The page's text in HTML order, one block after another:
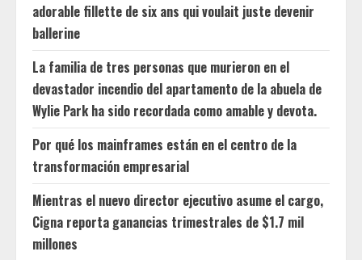
adorable fillette de six ans qui voulait juste devenir
ballerine
La familia de tres personas que murieron en el
devastador incendio del apartamento de la abuela de
Wylie Park ha sido recordada como amable y devota.
Por qué los mainframes están en el centro de la
transformación empresarial
Mientras el nuevo director ejecutivo asume el cargo,
Cigna reporta ganancias trimestrales de $1.7 mil
millones